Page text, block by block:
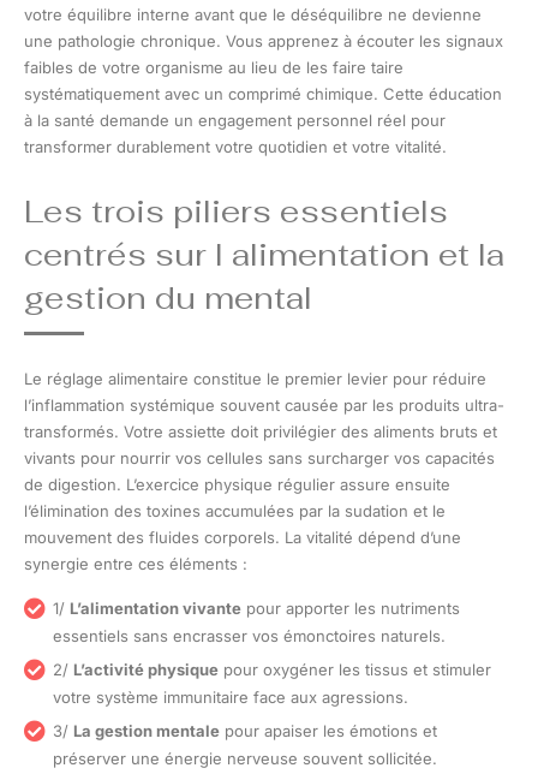
votre équilibre interne avant que le déséquilibre ne devienne
une pathologie chronique. Vous apprenez à écouter les signaux
faibles de votre organisme au lieu de les faire taire
systématiquement avec un comprimé chimique. Cette éducation
à la santé demande un engagement personnel réel pour
transformer durablement votre quotidien et votre vitalité.
Les trois piliers essentiels
centrés sur l alimentation et la
gestion du mental
Le réglage alimentaire constitue le premier levier pour réduire
l’inflammation systémique souvent causée par les produits ultra-
transformés. Votre assiette doit privilégier des aliments bruts et
vivants pour nourrir vos cellules sans surcharger vos capacités
de digestion. L’exercice physique régulier assure ensuite
l’élimination des toxines accumulées par la sudation et le
mouvement des fluides corporels. La vitalité dépend d’une
synergie entre ces éléments :
1/ L’alimentation vivante pour apporter les nutriments
essentiels sans encrasser vos émonctoires naturels.
2/ L’activité physique pour oxygéner les tissus et stimuler
votre système immunitaire face aux agressions.
3/ La gestion mentale pour apaiser les émotions et
préserver une énergie nerveuse souvent sollicitée.